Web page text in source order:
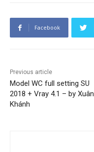
Facebook
Previous article
Model WC full setting SU
2018 + Vray 4.1 – by Xuân
Khánh